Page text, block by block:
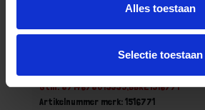
Alles toestaan
Selectie toestaan
KELFORT Asfalthark met steel
Gtin: 8714678019395,BBKE1516771
Artikelnummer merk: 1516771